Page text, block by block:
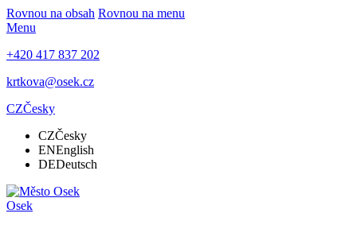
Rovnou na obsah Rovnou na menu
Menu
+420 417 837 202
krtkova@osek.cz
CZČesky
CZČesky
ENEnglish
DEDeutsch
Osek